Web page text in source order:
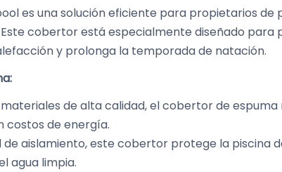
es una solución eficiente para propietarios de
cobertor está especialmente diseñado
y prolonga la temporada de natación.
de alta calidad, el cobertor de
costos de energía.
aislamiento, este cobertor protege la piscina
agua limpia.